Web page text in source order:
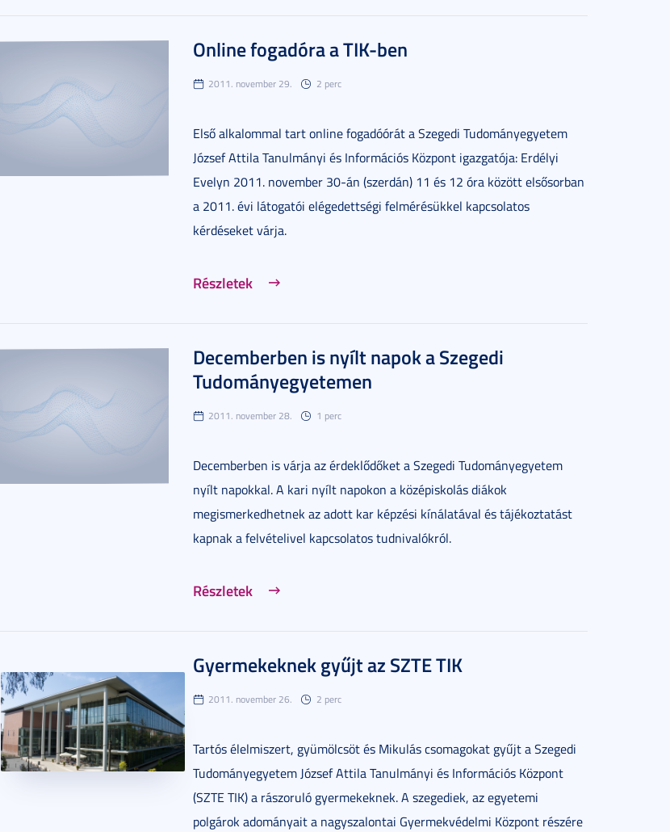
Online fogadóra a TIK-ben
2011. november 29. 2 perc
Első alkalommal tart online fogadóórát a Szegedi Tudományegyetem
József Attila Tanulmányi és Információs Központ igazgatója: Erdélyi
Evelyn 2011. november 30-án (szerdán) 11 és 12 óra között elsősorban
a 2011. évi látogatói elégedettségi felmérésükkel kapcsolatos
kérdéseket várja.
Részletek
Decemberben is nyílt napok a Szegedi
Tudományegyetemen
2011. november 28. 1 perc
Decemberben is várja az érdeklődőket a Szegedi Tudományegyetem
nyílt napokkal. A kari nyílt napokon a középiskolás diákok
megismerkedhetnek az adott kar képzési kínálatával és tájékoztatást
kapnak a felvételivel kapcsolatos tudnivalókról.
Részletek
Gyermekeknek gyűjt az SZTE TIK
2011. november 26. 2 perc
Tartós élelmiszert, gyümölcsöt és Mikulás csomagokat gyűjt a Szegedi
Tudományegyetem József Attila Tanulmányi és Információs Központ
(SZTE TIK) a rászoruló gyermekeknek. A szegediek, az egyetemi
polgárok adományait a nagyszalontai Gyermekvédelmi Központ részére